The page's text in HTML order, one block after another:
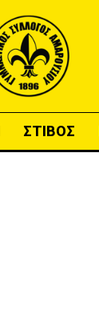
ΣΤΙΒΟΣ